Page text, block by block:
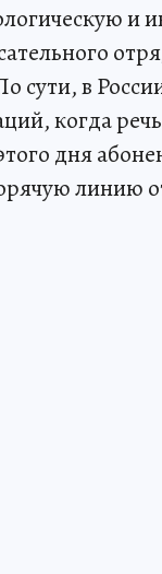
и
сути, в
когда
дня
линию